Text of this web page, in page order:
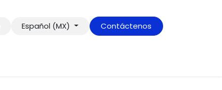
Español (MX) Contáctenos